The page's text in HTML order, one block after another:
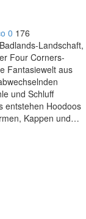
0 176
Landschaft,
Four Corners-
Fantasiewelt aus
und Schluff
entstehen Hoodoos
Kappen und…